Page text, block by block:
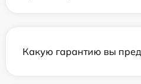
Какую гарантию вы